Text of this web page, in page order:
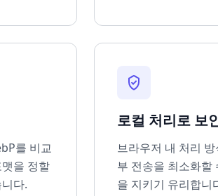
를 비교
을 정할
다.
로컬 처리로 보
브라우저 내 처리
부 전송을 최소화할
을 지키기 유리합니